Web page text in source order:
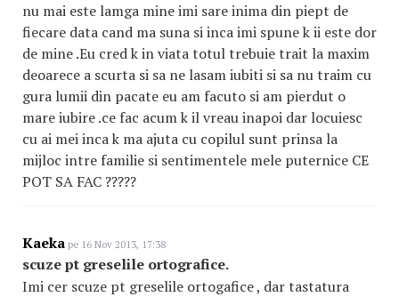
nu mai este lamga mine imi sare inima din piept de
fiecare data cand ma suna si inca imi spune k ii este dor
de mine .Eu cred k in viata totul trebuie trait la maxim
deoarece a scurta si sa ne lasam iubiti si sa nu traim cu
gura lumii din pacate eu am facuto si am pierdut o
mare iubire .ce fac acum k il vreau inapoi dar locuiesc
cu ai mei inca k ma ajuta cu copilul sunt prinsa la
mijloc intre familie si sentimentele mele puternice CE
POT SA FAC ?????
Kaeka pe 16 Nov 2013, 17:38
scuze pt greselile ortografice.
Imi cer scuze pt greselile ortogafice , dar tastatura